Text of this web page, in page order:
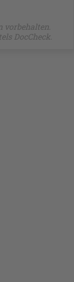
vorbehalten.
DocCheck.